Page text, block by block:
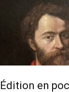
Édition en